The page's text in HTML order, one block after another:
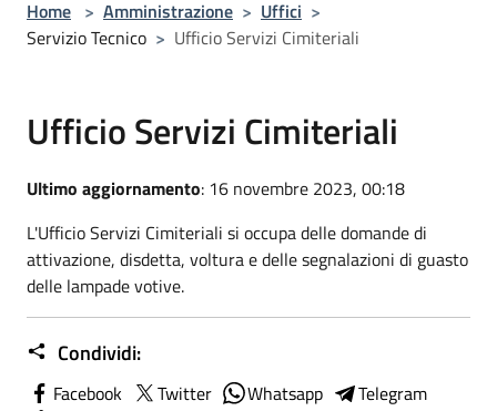
Home > Amministrazione > Uffici >
Servizio Tecnico > Ufficio Servizi Cimiteriali
Ufficio Servizi Cimiteriali
Ultimo aggiornamento: 16 novembre 2023, 00:18
L'Ufficio Servizi Cimiteriali si occupa delle domande di
attivazione, disdetta, voltura e delle segnalazioni di guasto
delle lampade votive.
Condividi:
Facebook Twitter Whatsapp
Telegram